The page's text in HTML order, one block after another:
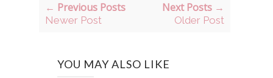
← Previous Posts
Newer Post
Next Posts →
Older Post
YOU MAY ALSO LIKE